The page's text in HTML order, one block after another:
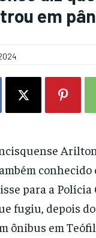
em
conhecido
para a
fugiu, depois
ônibus em